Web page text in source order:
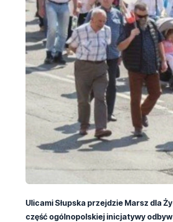
Ulicami Słupska przejdzie Marsz dla
część ogólnopolskiej inicjatywy